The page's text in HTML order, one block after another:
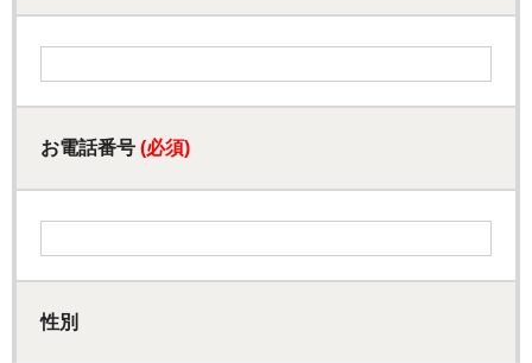
お電話番号 (必須)
性別